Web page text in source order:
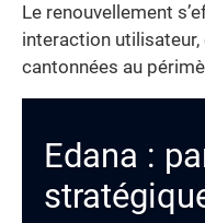
Le renouvellement
interaction
cantonnées au
Edana :